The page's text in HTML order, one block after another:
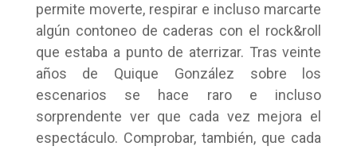
permite moverte, respirar e incluso marcarte
algún contoneo de caderas con el rock&roll
que estaba a punto de aterrizar. Tras veinte
años de Quique González sobre los
escenarios se hace raro e incluso
sorprendente ver que cada vez mejora el
espectáculo. Comprobar, también, que cada